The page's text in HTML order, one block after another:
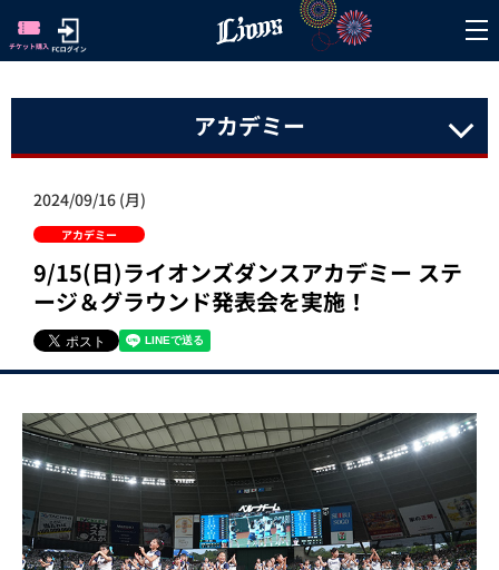
アカデミー
2024/09/16 (月)
アカデミー
9/15(日)ライオンズダンスアカデミー ステ
ージ＆グラウンド発表会を実施！